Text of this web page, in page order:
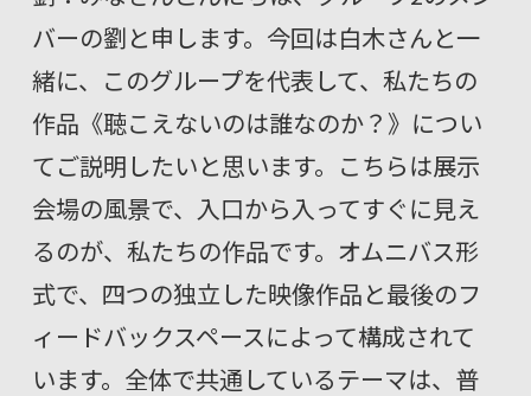
バーの劉と申します。今回は白木さんと一
緒に、このグループを代表して、私たちの
作品《聴こえないのは誰なのか？》につい
てご説明したいと思います。こちらは展示
会場の風景で、入口から入ってすぐに見え
るのが、私たちの作品です。オムニバス形
式で、四つの独立した映像作品と最後のフ
ィードバックスペースによって構成されて
います。全体で共通しているテーマは、普